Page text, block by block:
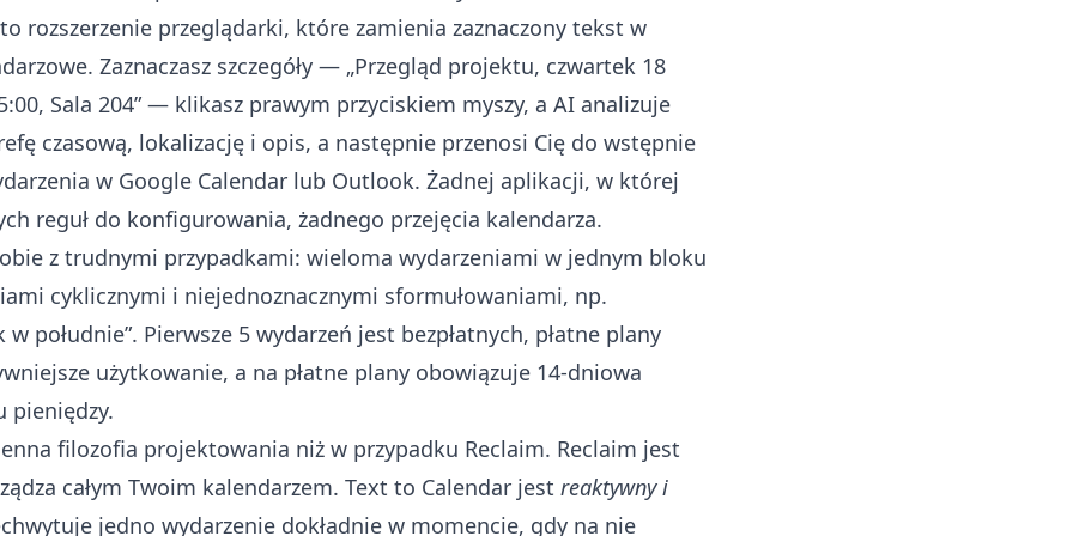
rozszerzenie przeglądarki, które zamienia zaznaczony tekst w
Zaznaczasz szczegóły — „Przegląd projektu, czwartek 18
Sala 204” — klikasz prawym przyciskiem myszy, a AI analizuje
czasową, lokalizację i opis, a następnie przenosi Cię do wstępnie
w Google Calendar lub Outlook. Żadnej aplikacji, w której
reguł do konfigurowania, żadnego przejęcia kalendarza.
z trudnymi przypadkami: wieloma wydarzeniami w jednym bloku
cyklicznymi i niejednoznacznymi sformułowaniami, np.
południe”. Pierwsze 5 wydarzeń jest bezpłatnych, płatne plany
użytkowanie, a na płatne plany obowiązuje 14-dniowa
pieniędzy.
filozofia projektowania niż w przypadku Reclaim. Reclaim jest
całym Twoim kalendarzem. Text to Calendar jest reaktywny i
jedno wydarzenie dokładnie w momencie, gdy na nie